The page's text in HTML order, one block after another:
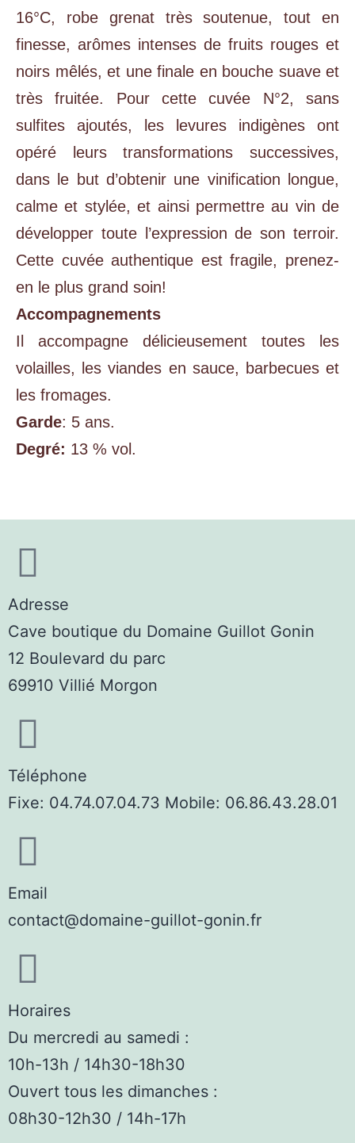
16°C, robe grenat très soutenue, tout en
finesse, arômes intenses de fruits rouges et
noirs mêlés, et une finale en bouche suave et
très fruitée. Pour cette cuvée N°2, sans
sulfites ajoutés, les levures indigènes ont
opéré leurs transformations successives,
dans le but d’obtenir une vinification longue,
calme et stylée, et ainsi permettre au vin de
développer toute l’expression de son terroir.
Cette cuvée authentique est fragile, prenez-
en le plus grand soin!
Accompagnements
Il accompagne délicieusement toutes les
volailles, les viandes en sauce, barbecues et
les fromages.
Garde: 5 ans.
Degré: 13 % vol.
Adresse
Cave boutique du Domaine Guillot Gonin
12 Boulevard du parc
69910 Villié Morgon
Téléphone
Fixe: 04.74.07.04.73 Mobile: 06.86.43.28.01
Email
contact@domaine-guillot-gonin.fr
Horaires
Du mercredi au samedi :
10h-13h / 14h30-18h30
Ouvert tous les dimanches :
08h30-12h30 / 14h-17h